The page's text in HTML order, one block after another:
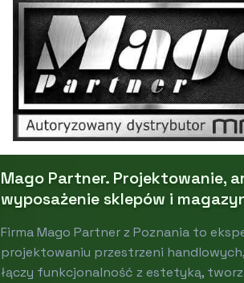
Mago Partner. Projektowanie,
wyposażenie sklepów i
Firma Mago Partner z Poznania to
projektowaniu przestrzeni
łączy funkcjonalność z estetyką,